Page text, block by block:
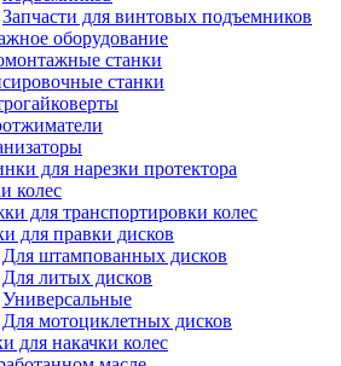
Запчасти для винтовых подъемников
оборудование
станки
станки
для нарезки протектора
колес
для транспортировки колес
для правки дисков
Для штампованных дисков
Для литых дисков
Универсальные
Для мотоциклетных дисков
для накачки колес